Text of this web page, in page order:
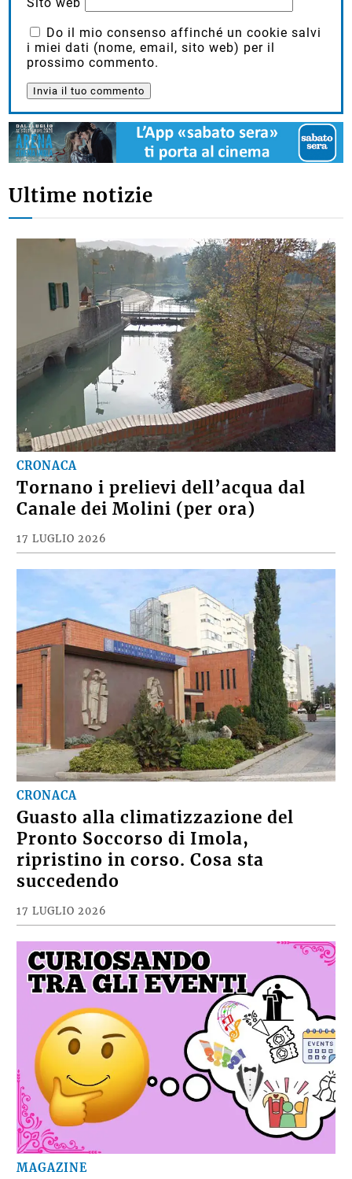
Do il mio consenso affinché un cookie salvi
i miei dati (nome, email, sito web) per il
prossimo commento.
Ultime notizie
CRONACA
Tornano i prelievi dell’acqua dal
Canale dei Molini (per ora)
17 LUGLIO 2026
CRONACA
Guasto alla climatizzazione del
Pronto Soccorso di Imola,
ripristino in corso. Cosa sta
succedendo
17 LUGLIO 2026
MAGAZINE